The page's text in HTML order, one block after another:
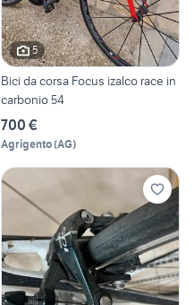
5
Bici da corsa Focus izalco race in
carbonio 54
700 €
Agrigento(AG)